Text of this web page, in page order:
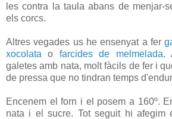
les contra la taula abans de menjar-
els corcs.
Altres vegades us he ensenyat a fer
xocolatao farcides de melmelada.
galetes amb nata, molt fàcils de fer i
de pressa que no tindran temps
Encenem el forn i el posem a 160º.
nata i el sucre. Tot seguit hi afegim